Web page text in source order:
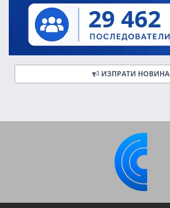
ИЗПРАТИ НОВИНА